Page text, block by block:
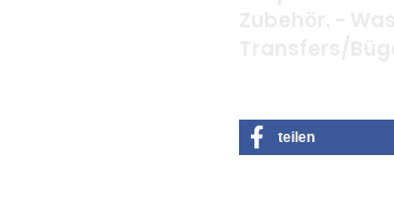
teilen